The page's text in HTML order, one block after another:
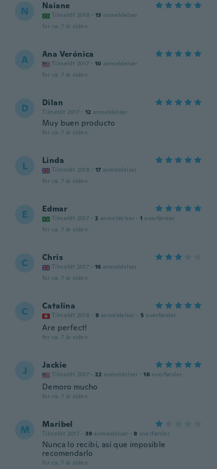
N Naiane
Tilmeldt 2018 · 13 anmeldelser
for ca. 7 år siden
A Ana Verónica
Tilmeldt 2017 · 10 anmeldelser
for ca. 7 år siden
D Dilan
Tilmeldt 2017 · 12 anmeldelser
Muy buen producto
for ca. 7 år siden
L Linda
Tilmeldt 2018 · 17 anmeldelser
for ca. 7 år siden
E Edmar
Tilmeldt 2017 · 2 anmeldelser · 1 overførsler
for ca. 7 år siden
C Chris
Tilmeldt 2017 · 16 anmeldelser
for ca. 7 år siden
C Catalina
Tilmeldt 2018 · 8 anmeldelser · 5 overførsler
Are perfect!
for ca. 7 år siden
J Jackie
Tilmeldt 2017 · 22 anmeldelser · 16 overførsler
Demoro mucho
for ca. 7 år siden
M Maribel
Tilmeldt 2017 · 39 anmeldelser · 8 overførsler
Nunca lo recibí, así que imposible
recomendarlo
for ca. 7 år siden